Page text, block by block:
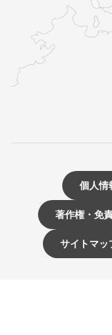
個人情
著作権・免
サイトマッ